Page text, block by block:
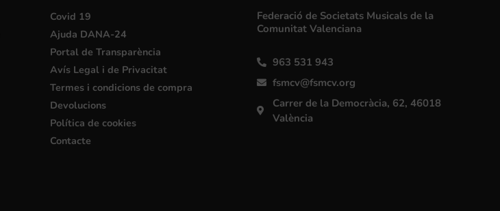
Covid 19
Ajuda DANA-24
Portal de Transparència
Avís Legal i de Privacitat
Termes i condicions de compra
Devolucions
Política de cookies
Contacte
Federació de Societats Musicals de la
Comunitat Valenciana
963 531 943
fsmcv@fsmcv.org
Carrer de la Democràcia, 62, 46018
València